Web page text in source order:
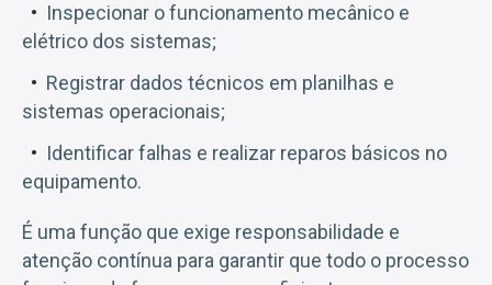
Inspecionar o funcionamento mecânico e
elétrico dos sistemas;
Registrar dados técnicos em planilhas e
sistemas operacionais;
Identificar falhas e realizar reparos básicos no
equipamento.
É uma função que exige responsabilidade e
atenção contínua para garantir que todo o processo